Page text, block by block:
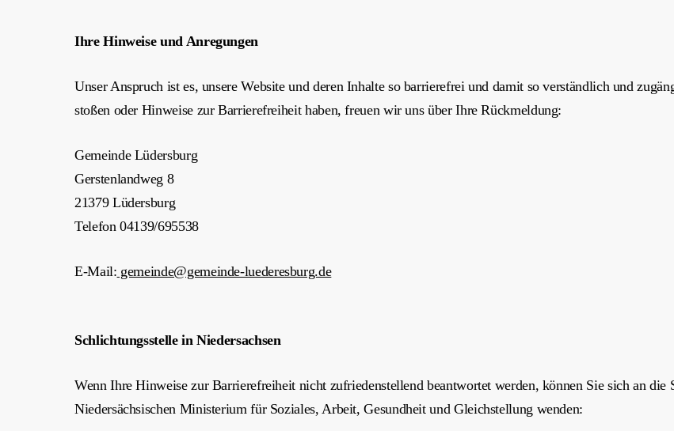
Ihre Hinweise und Anregungen
Unser Anspruch ist es, unsere Website und deren Inhalte so barrierefrei und damit so verständlich und
stoßen oder Hinweise zur Barrierefreiheit haben, freuen wir uns über Ihre Rückmeldung:
Gemeinde Lüdersburg
Gerstenlandweg 8
21379 Lüdersburg
Telefon 04139/695538
E-Mail: gemeinde@gemeinde-luederesburg.de
Schlichtungsstelle in Niedersachsen
Wenn Ihre Hinweise zur Barrierefreiheit nicht zufriedenstellend beantwortet werden, können Sie sich an
Niedersächsischen Ministerium für Soziales, Arbeit, Gesundheit und Gleichstellung wenden: